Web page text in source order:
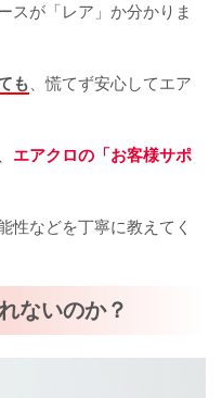
スが「レア」か分かりま
も 、慌てず安心してエア
エアクロの「お客様サポ
性などを丁寧に教えてく
ないのか？